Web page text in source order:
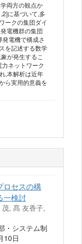
両方の観点か
に基づいて,多
ークの集団ダイ
電機群の集団
電機で構成さ
を記述する数学
が発生するこ
ネットワーク
,本解析は近年
ら実用的意義を
ロセスの構
一検討
, 髙 友香子,
・システム制
10日